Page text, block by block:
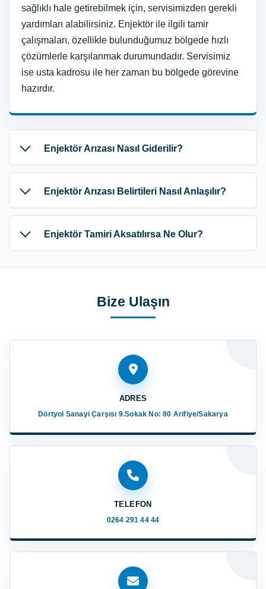
sağlıklı hale getirebilmek için, servisimizden gerekli
yardımları alabilirsiniz. Enjektör ile ilgili tamir
çalışmaları, özellikle bulunduğumuz bölgede hızlı
çözümlerle karşılanmak durumundadır. Servisimiz
ise usta kadrosu ile her zaman bu bölgede görevine
hazırdır.
Enjektör Arızası Nasıl Giderilir?
Enjektör Arızası Belirtileri Nasıl Anlaşılır?
Enjektör Tamiri Aksatılırsa Ne Olur?
Bize Ulaşın
ADRES
Dörtyol Sanayi Çarşısı 9.Sokak No: 80 Arifiye/Sakarya
TELEFON
0264 291 44 44